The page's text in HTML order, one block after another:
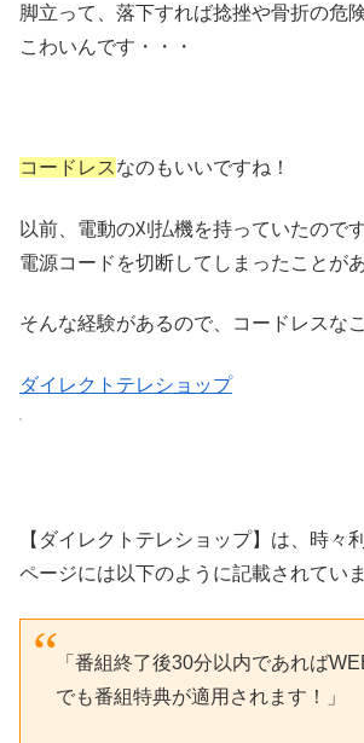
脚立って、落下すれば捻挫や骨折の危
こわいんです・・・
コードレスなのもいいですね！
以前、電動の刈払機を持っていたので
電源コードを切断してしまったことが
そんな経験があるので、コードレスな
ダイレクトテレショップ
【ダイレクトテレショップ】は、時々
ページには以下のように記載されていま
「番組終了後30分以内であれば
でも番組特典が適用されます！」